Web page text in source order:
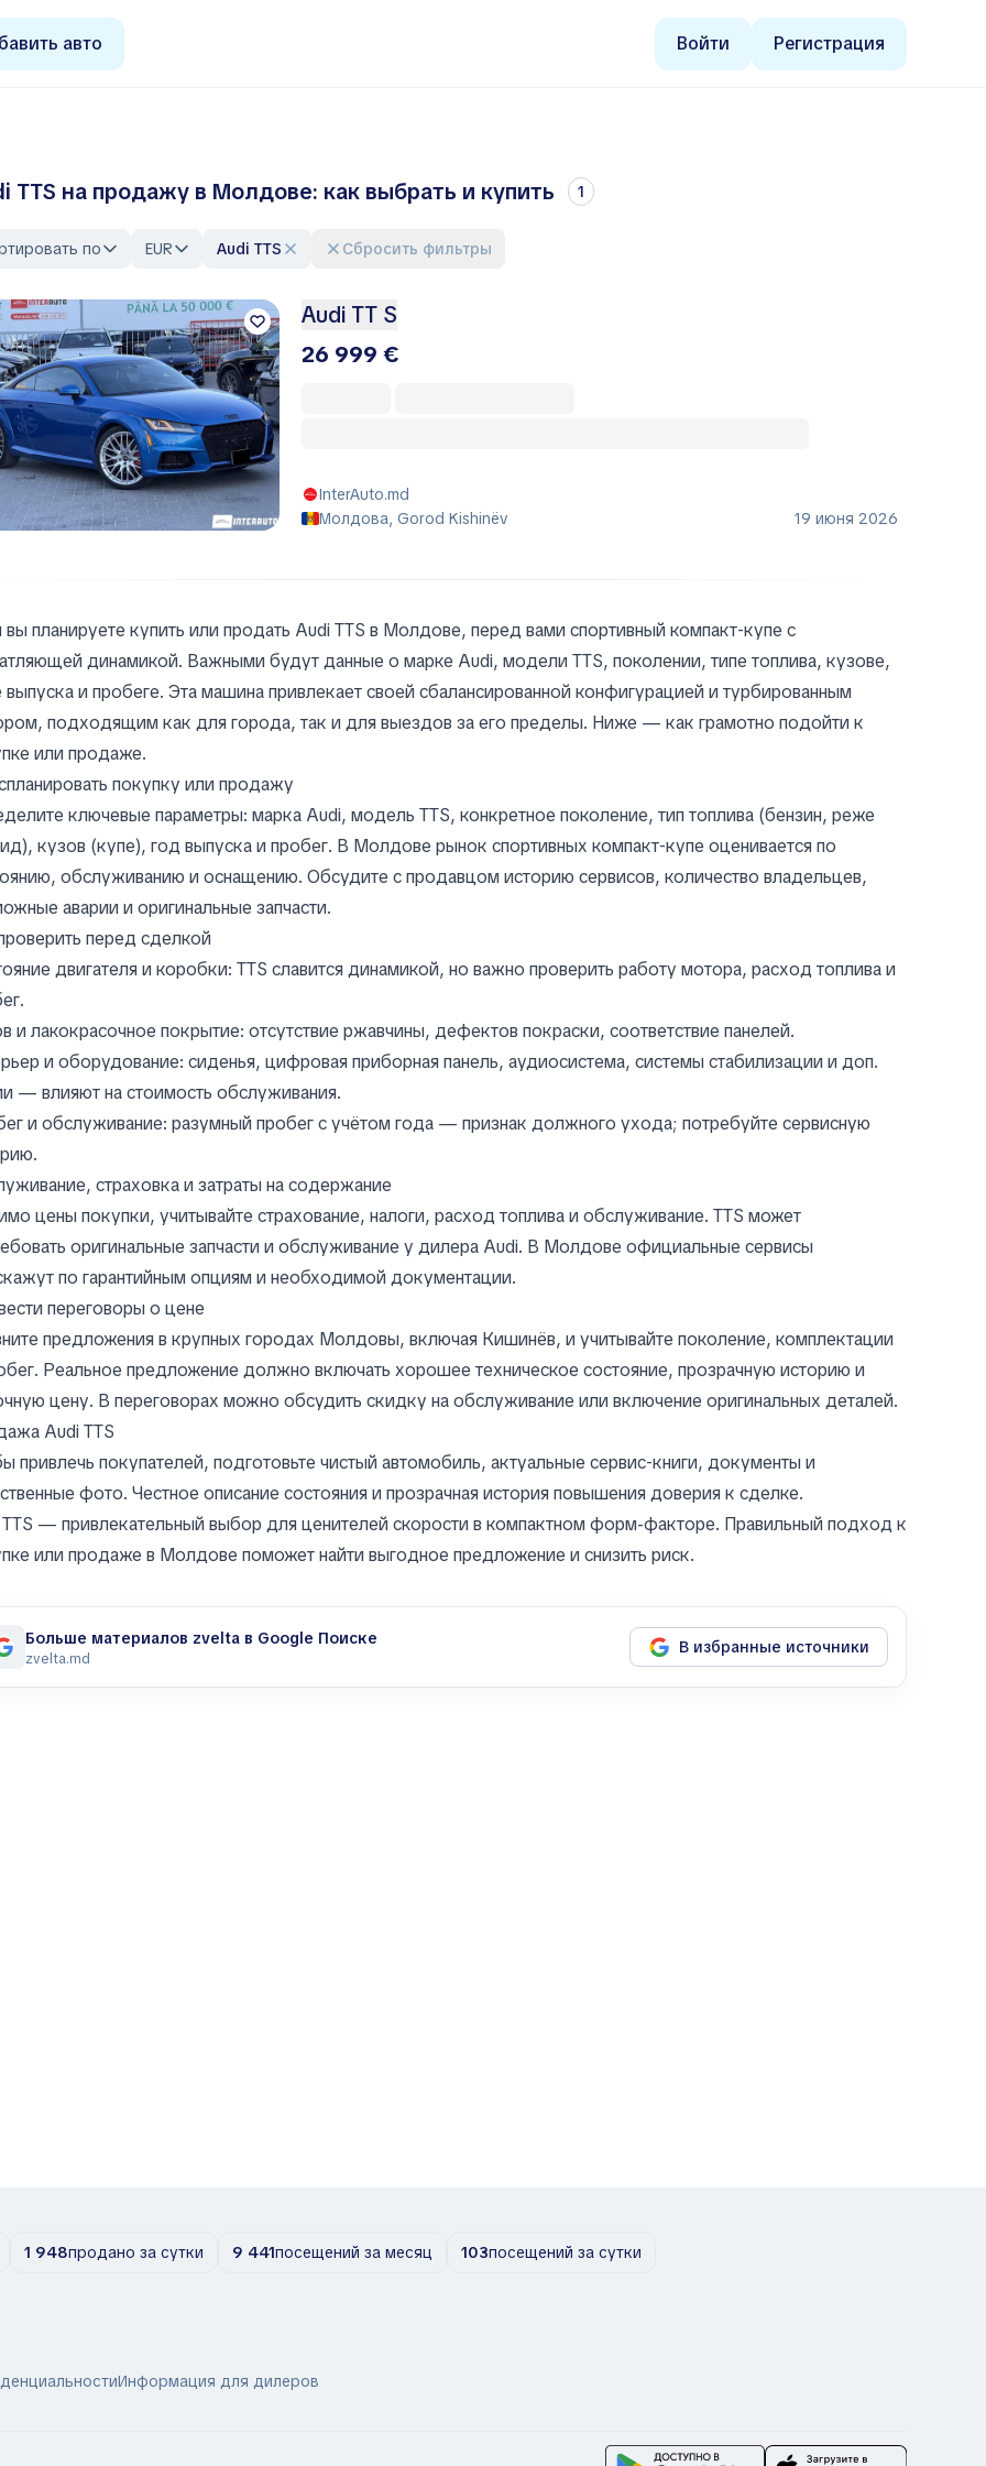
авто Войти Регистрация
TTS на продажу в Молдове: как выбрать и купить 1
по EUR Audi TTS Сбросить фильтры
Audi TT S
26 999 €
InterAuto.md
Молдова, Gorod Kishinëv
19 июня 2026
вы планируете купить или продать Audi TTS в Молдове, перед вами спортивный компакт‑купе с
динамикой. Важными будут данные о марке Audi, модели TTS, поколении, типе топлива, кузове,
выпуска и пробеге. Эта машина привлекает своей сбалансированной конфигурацией и турбированным
подходящим как для города, так и для выездов за его пределы. Ниже — как грамотно подойти к
или продаже.
покупку или продажу
ключевые параметры: марка Audi, модель TTS, конкретное поколение, тип топлива (бензин, реже
кузов (купе), год выпуска и пробег. В Молдове рынок спортивных компакт‑купе оценивается по
обслуживанию и оснащению. Обсудите с продавцом историю сервисов, количество владельцев,
аварии и оригинальные запчасти.
перед сделкой
двигателя и коробки: TTS славится динамикой, но важно проверить работу мотора, расход топлива и
и лакокрасочное покрытие: отсутствие ржавчины, дефектов покраски, соответствие панелей.
и оборудование: сиденья, цифровая приборная панель, аудиосистема, системы стабилизации и доп.
— влияют на стоимость обслуживания.
и обслуживание: разумный пробег с учётом года — признак должного ухода; потребуйте сервисную
страховка и затраты на содержание
цены покупки, учитывайте страхование, налоги, расход топлива и обслуживание. TTS может
оригинальные запчасти и обслуживание у дилера Audi. В Молдове официальные сервисы
по гарантийным опциям и необходимой документации.
переговоры о цене
предложения в крупных городах Молдовы, включая Кишинёв, и учитывайте поколение, комплектации
Реальное предложение должно включать хорошее техническое состояние, прозрачную историю и
цену. В переговорах можно обсудить скидку на обслуживание или включение оригинальных деталей.
Audi TTS
привлечь покупателей, подготовьте чистый автомобиль, актуальные сервис‑книги, документы и
фото. Честное описание состояния и прозрачная история повышения доверия к сделке.
— привлекательный выбор для ценителей скорости в компактном форм-факторе. Правильный подход к
или продаже в Молдове поможет найти выгодное предложение и снизить риск.
Больше материалов zvelta в Google Поиске
zvelta.md
В избранные источники
1 948продано за сутки 9 441посещений за месяц 103посещений за сутки
Информация для дилеров